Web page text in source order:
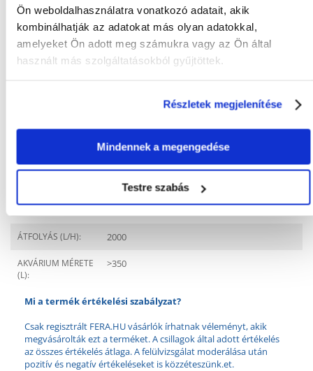
Ön weboldalhasználatra vonatkozó adatait, akik
kombinálhatják az adatokat más olyan adatokkal,
amelyeket Ön adott meg számukra vagy az Ön által
használt más szolgáltatásokból gyűjtöttek.
Részletek megjelenítése
Mindennek a megengedése
Testre szabás
Gyakori Kérdések (GYIK)
JÓTÁLLÁSI IDŐ: 2 év
ÁTFOLYÁS (L/H): 2000
AKVÁRIUM MÉRETE
(L):
>350
Mi a termék értékelési szabályzat?
Csak regisztrált FERA.HU vásárlók írhatnak véleményt, akik
megvásárolták ezt a terméket. A csillagok által adott értékelés
az összes értékelés átlaga. A felülvizsgálat moderálása után
pozitív és negatív értékeléseket is közzéteszünk.et.